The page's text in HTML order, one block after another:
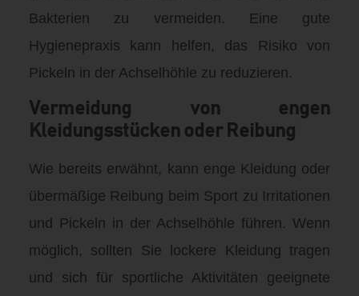
Bakterien zu vermeiden. Eine gute
Hygienepraxis kann helfen, das Risiko von
Pickeln in der Achselhöhle zu reduzieren.
Vermeidung von engen
Kleidungsstücken oder Reibung
Wie bereits erwähnt, kann enge Kleidung oder
übermäßige Reibung beim Sport zu Irritationen
und Pickeln in der Achselhöhle führen. Wenn
möglich, sollten Sie lockere Kleidung tragen
und sich für sportliche Aktivitäten geeignete